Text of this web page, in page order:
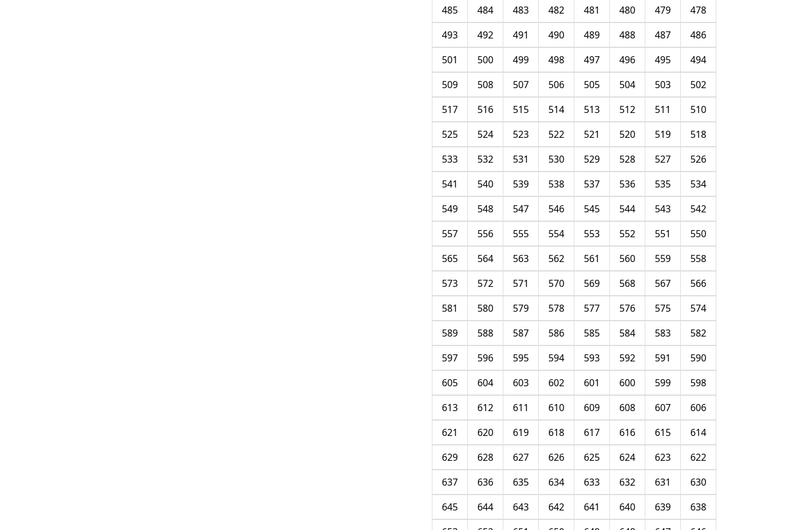
478
479
480
481
482
483
484
485
486
487
488
489
490
491
492
493
494
495
496
497
498
499
500
501
502
503
504
505
506
507
508
509
510
511
512
513
514
515
516
517
518
519
520
521
522
523
524
525
526
527
528
529
530
531
532
533
534
535
536
537
538
539
540
541
542
543
544
545
546
547
548
549
550
551
552
553
554
555
556
557
558
559
560
561
562
563
564
565
566
567
568
569
570
571
572
573
574
575
576
577
578
579
580
581
582
583
584
585
586
587
588
589
590
591
592
593
594
595
596
597
598
599
600
601
602
603
604
605
606
607
608
609
610
611
612
613
614
615
616
617
618
619
620
621
622
623
624
625
626
627
628
629
630
631
632
633
634
635
636
637
638
639
640
641
642
643
644
645